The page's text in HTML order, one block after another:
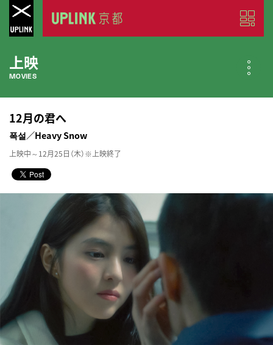
上映
MOVIES
公開中の作品
近日公開の作品
COMING SOON
今月のスケジュール
MONTHLY SCHEDULE
12月の君へ
폭설／Heavy Snow
上映中～12月25日（木）※上映終了